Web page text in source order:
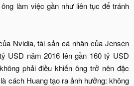
làm việc gần như liên tục để tránh
Nvidia, tài sản cá nhân của Jensen
USD năm 2016 lên gần 160 tỷ USD
phải điều khiến ông trở nên đặc
cách Huang tạo ra ảnh hưởng: không